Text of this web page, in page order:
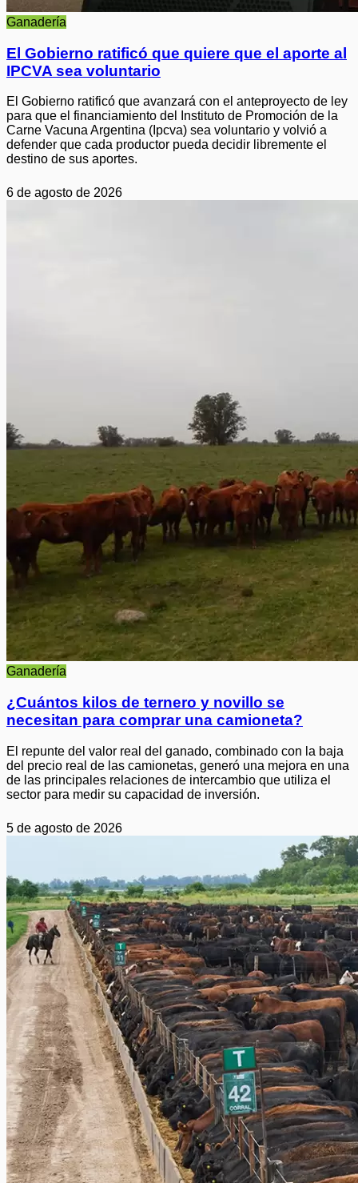
Ganadería
El Gobierno ratificó que quiere que el aporte al
IPCVA sea voluntario
El Gobierno ratificó que avanzará con el anteproyecto de ley
para que el financiamiento del Instituto de Promoción de la
Carne Vacuna Argentina (Ipcva) sea voluntario y volvió a
defender que cada productor pueda decidir libremente el
destino de sus aportes.
6 de agosto de 2026
Ganadería
¿Cuántos kilos de ternero y novillo se
necesitan para comprar una camioneta?
El repunte del valor real del ganado, combinado con la baja
del precio real de las camionetas, generó una mejora en una
de las principales relaciones de intercambio que utiliza el
sector para medir su capacidad de inversión.
5 de agosto de 2026